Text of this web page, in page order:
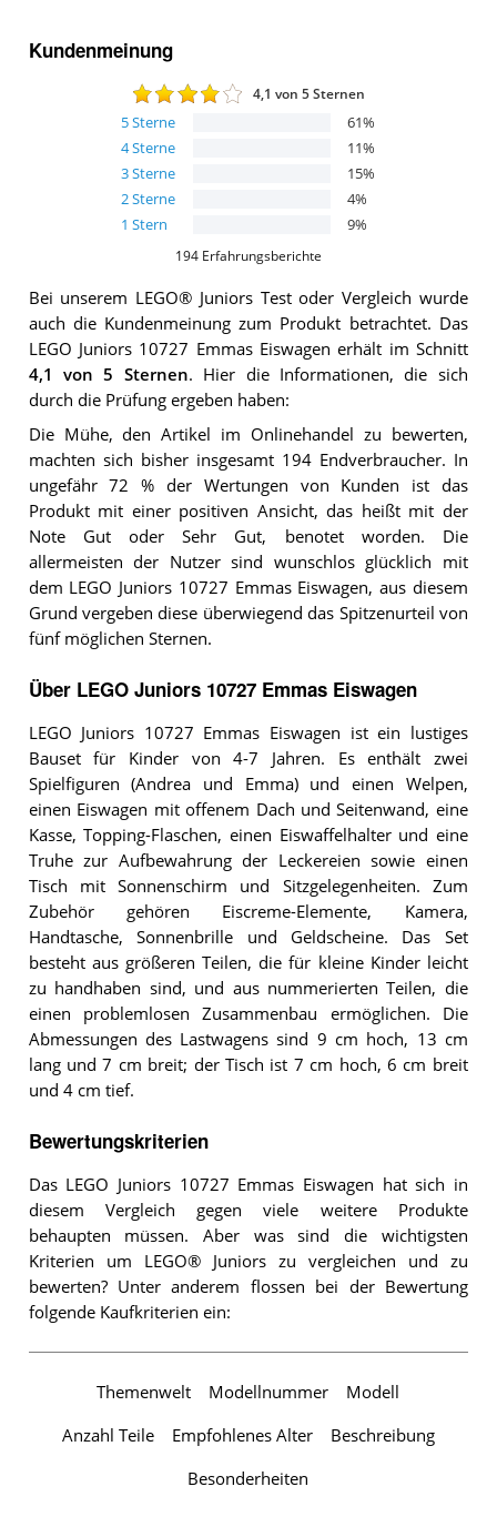
Kundenmeinung
4,1 von 5 Sternen
5Sterne 61%
4Sterne 11%
3Sterne 15%
2Sterne 4%
1 Stern 9%
194 Erfahrungsberichte
Bei unserem LEGO® JuniorsTest oder Vergleich wurde
auch die Kundenmeinung zum Produkt betrachtet. Das
LEGO Juniors 10727 Emmas Eiswagen erhält im Schnitt
4,1
von 5 Sternen. Hier die Informationen, die sich
durch die Prüfung ergeben haben:
Die Mühe, den Artikel im Onlinehandel zu bewerten,
machten sich bisher insgesamt 194 Endverbraucher. In
ungefähr 72 % der Wertungen von Kunden ist das
Produkt mit einer positiven Ansicht, das heißt mit der
Note Gut oder Sehr Gut, benotet worden. Die
allermeisten der Nutzer sind wunschlos glücklich mit
dem LEGO Juniors 10727 Emmas Eiswagen, aus diesem
Grund vergeben diese überwiegend das Spitzenurteil von
fünf möglichen Sternen.
Über LEGO Juniors 10727 Emmas Eiswagen
LEGO Juniors 10727 Emmas Eiswagen ist ein lustiges
Bauset für Kinder von 4-7 Jahren. Es enthält zwei
Spielfiguren (Andrea und Emma) und einen Welpen,
einen Eiswagen mit offenem Dach und Seitenwand, eine
Kasse, Topping-Flaschen, einen Eiswaffelhalter und eine
Truhe zur Aufbewahrung der Leckereien sowie einen
Tisch mit Sonnenschirm und Sitzgelegenheiten. Zum
Zubehör gehören Eiscreme-Elemente, Kamera,
Handtasche, Sonnenbrille und Geldscheine. Das Set
besteht aus größeren Teilen, die für kleine Kinder leicht
zu handhaben sind, und aus nummerierten Teilen, die
einen problemlosen Zusammenbau ermöglichen. Die
Abmessungen des Lastwagens sind 9 cm hoch, 13 cm
lang und 7 cm breit; der Tisch ist 7 cm hoch, 6 cm breit
und 4 cm tief.
Bewertungskriterien
Das LEGO Juniors 10727 Emmas Eiswagen hat sich in
diesem Vergleich gegen viele weitere Produkte
behaupten müssen. Aber was sind die wichtigsten
Kriterien um LEGO® Juniors zu vergleichen und zu
bewerten? Unter anderem flossen bei der Bewertung
folgende Kaufkriterien ein:
Themenwelt Modellnummer Modell
Anzahl Teile Empfohlenes Alter Beschreibung
Besonderheiten